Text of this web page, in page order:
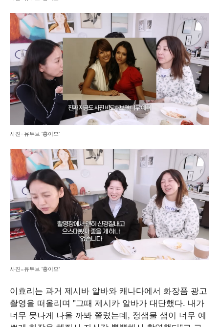
사진=유튜브 '홍이모'
사진=유튜브 '홍이모'
이효리는 과거 제시바 알바와 캐나다에서 화장품 광고
촬영을 떠올리며 "그때 제시카 알바가 대단했다. 내가
너무 못나게 나올 까봐 쫄렸는데, 정샘물 샘이 너무 예